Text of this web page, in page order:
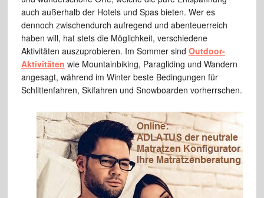
auch außerhalb der Hotels und Spas bieten. Wer es
dennoch zwischendurch aufregend und abenteuerreich
haben will, hat stets die Möglichkeit, verschiedene
Aktivitäten auszuprobieren. Im Sommer sind Outdoor-
Aktivitäten wie Mountainbiking, Paragliding und Wandern
angesagt, während im Winter beste Bedingungen für
Schlittenfahren, Skifahren und Snowboarden vorherrschen.